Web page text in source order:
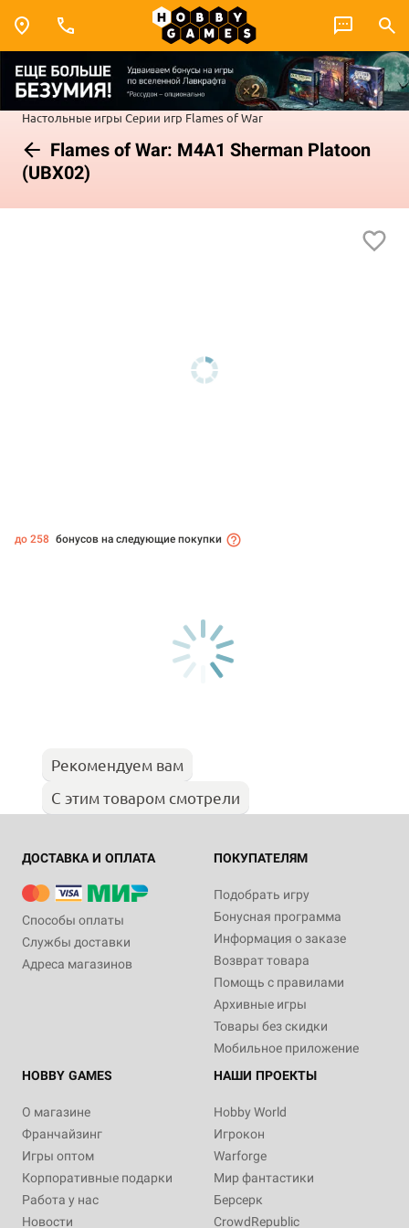
Настольные игры Серии игр Flames of War
Flames of War: M4A1 Sherman Platoon
(UBX02)
до 258 бонусов на следующие покупки
Рекомендуем вам
С этим товаром смотрели
ДОСТАВКА И ОПЛАТА
Способы оплаты
Службы доставки
Адреса магазинов
ПОКУПАТЕЛЯМ
Подобрать игру
Бонусная программа
Информация о заказе
Возврат товара
Помощь с правилами
Архивные игры
Товары без скидки
Мобильное приложение
HOBBY GAMES
О магазине
Франчайзинг
Игры оптом
Корпоративные подарки
Работа у нас
Новости
НАШИ ПРОЕКТЫ
Hobby World
Игрокон
Warforge
Мир фантастики
Берсерк
CrowdRepublic